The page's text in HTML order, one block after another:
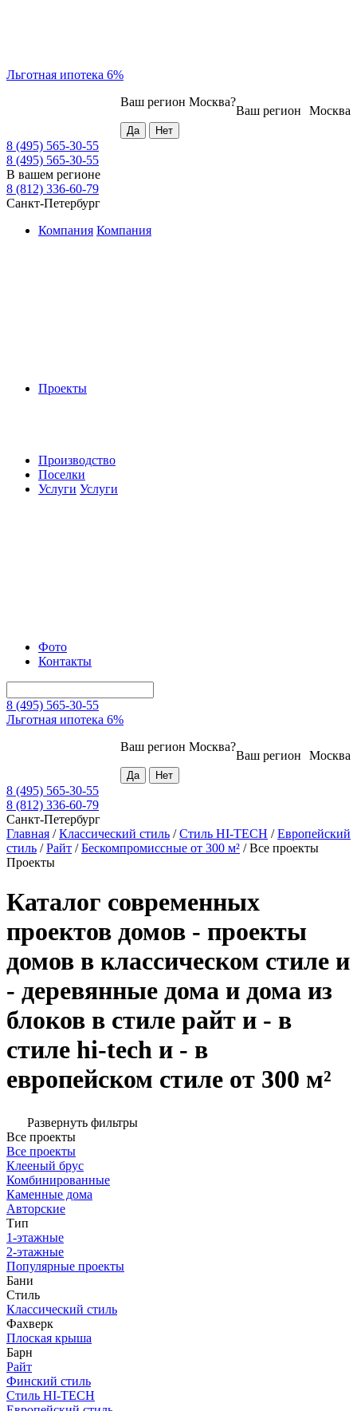
Льготная ипотека 6%
Москва
Ваш регион
Ваш регион Москва?
8 (495) 565-30-55
8 (495) 565-30-55
В вашем регионе
8 (812) 336-60-79
Санкт-Петербург
Компания Компания
Проекты
Производство
Поселки
Услуги Услуги
Фото
Контакты
8 (495) 565-30-55
Льготная ипотека 6%
Москва
Ваш регион
Ваш регион Москва?
8 (495) 565-30-55
8 (812) 336-60-79
Санкт-Петербург
Главная /Классический стиль /Стиль HI-TECH /Европейский
стиль /Райт /Бескомпромиссные от 300 м² /Все проекты
Проекты
Каталог современных
проектов домов - проекты
домов в классическом стиле и
- деревянные дома и дома из
блоков в стиле райт и - в
стиле hi-tech и - в
европейском стиле от 300 м²
Развернуть фильтры
Все проекты
Все проекты
Клееный брус
Комбинированные
Каменные дома
Авторские
Тип
1-этажные
2-этажные
Популярные проекты
Бани
Стиль
Классический стиль
Фахверк
Плоская крыша
Барн
Райт
Финский стиль
Стиль HI-TECH